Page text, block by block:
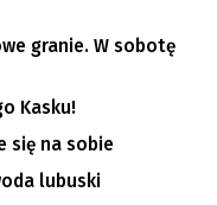
granie. W sobotę
Kasku!
się na sobie
lubuski